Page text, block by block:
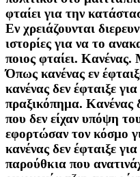
φταίει για την
Εν χρειάζουνται
ιστορίες για να το
ποιος φταίει.
Όπως κανένας εν
κανένας δεν έφταιξε
πραξικόπημα. Κανένας
που δεν είχαν υπόψη
εφορτώσαν τον κόσμο
κανένας δεν έφταιξε
παρούθκια που